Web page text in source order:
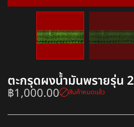
ตะกรุดผงน้ำมันพรายรุ่น 2
฿1,000.00 สินค้าหมดแล้ว